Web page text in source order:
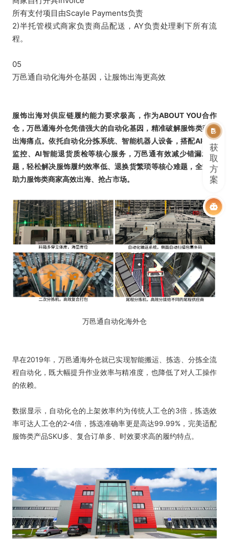
所有支付项目由Scayle Payments负责
2)半托管模式商家负责商品配送，AY负责处理剩下所有流
程。
05
万邑通自动化海外仓基因，让服饰出海更高效
服饰出海对供应链履约能力要求极高，作为ABOUT YOU合作
仓，万邑通海外仓凭借强大的自动化基因，精准破解服饰类商家
出海痛点。依托自动化分拣系统、智能机器人设备，搭配AI智能
监控、AI智能退货质检等核心服务，万邑通有效减少错漏发问
题，轻松解决服饰履约效率低、退换货繁琐等核心难题，全方位
助力服饰类商家高效出海、抢占市场。
万邑通自动化海外仓
早在2019年，万邑通海外仓就已实现智能搬运、拣选、分拣全流
程自动化，既大幅提升作业效率与精准度，也降低了对人工操作
的依赖。
数据显示，自动化仓的上架效率约为传统人工仓的3倍，拣选效
率可达人工仓的2-4倍，拣选准确率更是高达99.99%，完美适配
服饰类产品SKU多、复合订单多、时效要求高的履约特点。
获
取
方
案